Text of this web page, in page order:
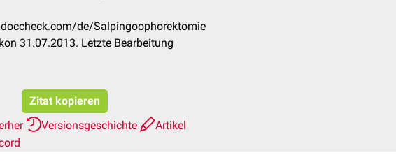
de/Salpingoophorektomie
31.07.2013. Letzte Bearbeitung
Zitat kopieren
Versionsgeschichte
Artikel